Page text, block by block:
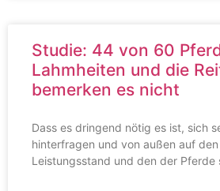
Studie: 44 von 60
Lahmheiten und die
bemerken es nicht
Dass es dringend nötig es ist, sich
hinterfragen und von außen auf
Leistungsstand und den der Pferde